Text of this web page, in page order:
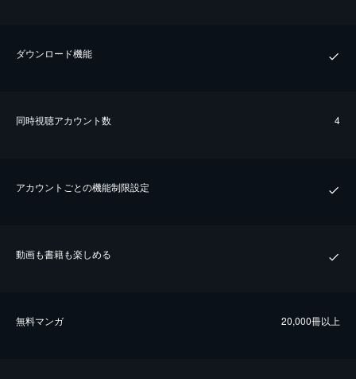
ダウンロード機能
同時視聴アカウント数 4
アカウントごとの機能制限設定
動画も書籍も楽しめる
無料マンガ 20,000冊以上